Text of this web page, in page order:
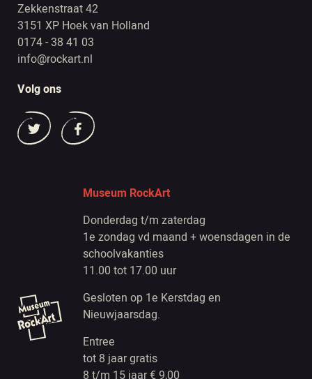
Zekkenstraat 42
3151 XP Hoek van Holland
0174 - 38 41 03
info@rockart.nl
Volg ons
Museum RockArt
Donderdag t/m zaterdag
1e zondag vd maand + woensdagen in de
schoolvakanties
11.00 tot 17.00 uur
Gesloten op 1e Kerstdag en
Nieuwjaarsdag.
Entree
tot 8 jaar gratis